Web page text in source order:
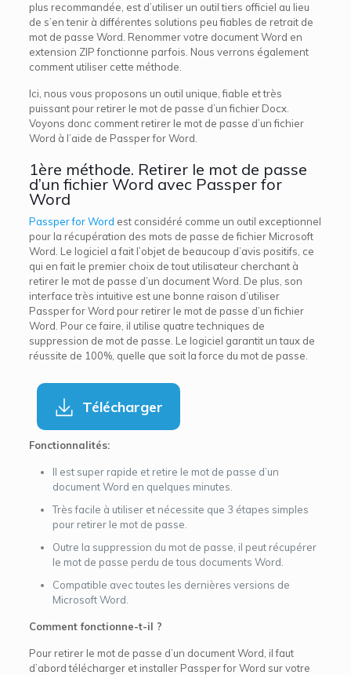
plus recommandée, est d’utiliser un outil tiers officiel au lieu
de s’en tenir à différentes solutions peu fiables de retrait de
mot de passe Word. Renommer votre document Word en
extension ZIP fonctionne parfois. Nous verrons également
comment utiliser cette méthode.
Ici, nous vous proposons un outil unique, fiable et très
puissant pour retirer le mot de passe d’un fichier Docx.
Voyons donc comment retirer le mot de passe d’un fichier
Word à l’aide de Passper for Word.
1ère méthode. Retirer le mot de passe
d’un fichier Word avec Passper for
Word
Passper for Word est considéré comme un outil exceptionnel
pour la récupération des mots de passe de fichier Microsoft
Word. Le logiciel a fait l’objet de beaucoup d’avis positifs, ce
qui en fait le premier choix de tout utilisateur cherchant à
retirer le mot de passe d’un document Word. De plus, son
interface très intuitive est une bonne raison d’utiliser
Passper for Word pour retirer le mot de passe d’un fichier
Word. Pour ce faire, il utilise quatre techniques de
suppression de mot de passe. Le logiciel garantit un taux de
réussite de 100%, quelle que soit la force du mot de passe.
Télécharger
Fonctionnalités:
Il est super rapide et retire le mot de passe d’un
document Word en quelques minutes.
Très facile à utiliser et nécessite que 3 étapes simples
pour retirer le mot de passe.
Outre la suppression du mot de passe, il peut récupérer
le mot de passe perdu de tous documents Word.
Compatible avec toutes les dernières versions de
Microsoft Word.
Comment fonctionne-t-il ?
Pour retirer le mot de passe d’un document Word, il faut
d’abord télécharger et installer Passper for Word sur votre